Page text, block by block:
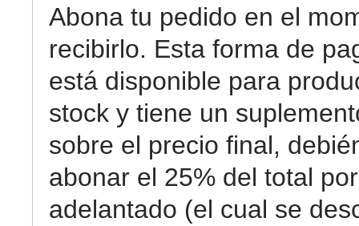
Abona tu pedido en el
recibirlo. Esta forma de
está disponible para
stock y tiene un
sobre el precio final,
abonar el 25% del total por
adelantado (el cual se